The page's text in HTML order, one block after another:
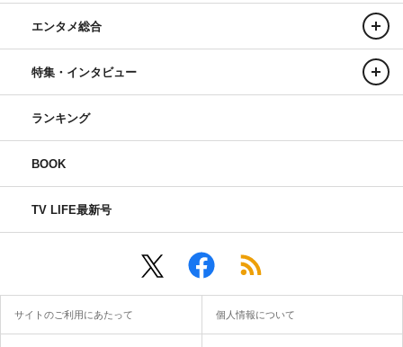
エンタメ総合
特集・インタビュー
ランキング
BOOK
TV LIFE最新号
サイトのご利用にあたって 個人情報について